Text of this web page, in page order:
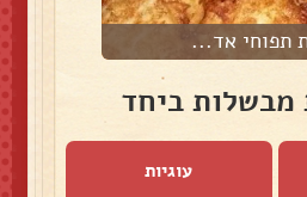
תפוחי אד...
מבשלות ביחד
עוגיות